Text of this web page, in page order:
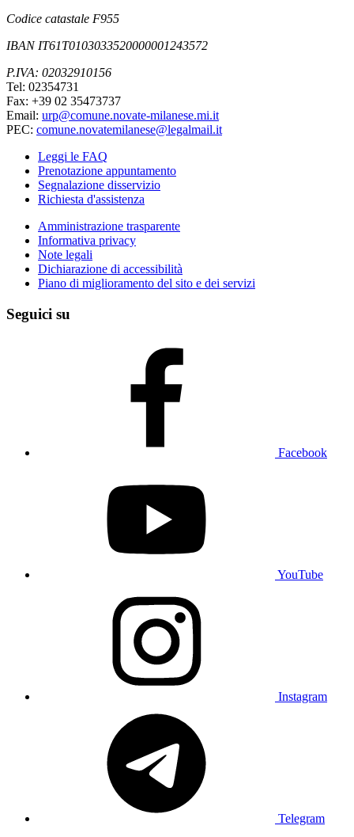
Codice catastale F955
IBAN IT61T0103033520000001243572
P.IVA: 02032910156
Tel: 02354731
Fax: +39 02 35473737
Email: urp@comune.novate-milanese.mi.it
PEC: comune.novatemilanese@legalmail.it
Leggi le FAQ
Prenotazione appuntamento
Segnalazione disservizio
Richiesta d'assistenza
Amministrazione trasparente
Informativa privacy
Note legali
Dichiarazione di accessibilità
Piano di miglioramento del sito e dei servizi
Seguici su
Facebook
YouTube
Instagram
Telegram